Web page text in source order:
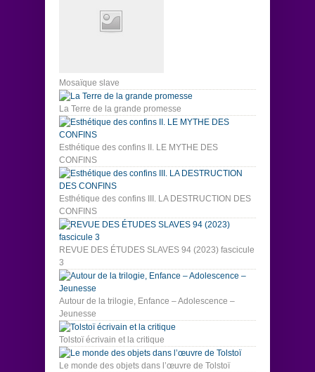
Mosaïque slave
La Terre de la grande promesse
Esthétique des confins II. LE MYTHE DES
CONFINS
Esthétique des confins III. LA DESTRUCTION DES
CONFINS
REVUE DES ÉTUDES SLAVES 94 (2023) fascicule
3
Autour de la trilogie, Enfance – Adolescence –
Jeunesse
Tolstoï écrivain et la critique
Le monde des objets dans l’œuvre de Tolstoï